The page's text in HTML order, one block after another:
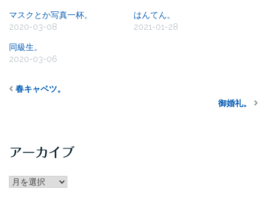
マスクとか写真一杯。
2020-03-08
はんてん。
2021-01-28
同級生。
2020-03-06
春キャベツ。
御婚礼。
アーカイブ
アー